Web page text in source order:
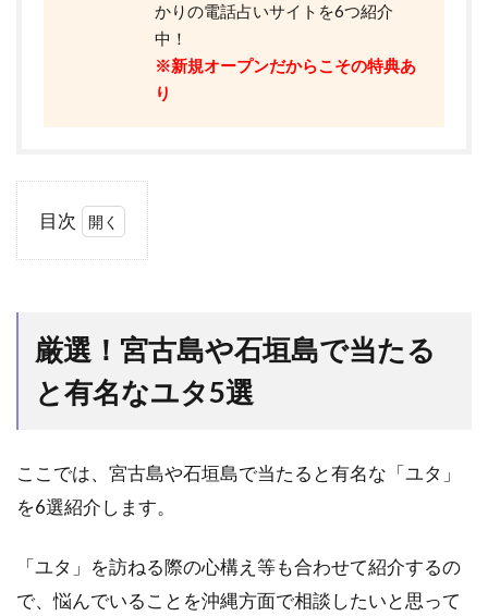
かりの電話占いサイトを6つ紹介
中！
※新規オープンだからこその特典あ
り
目次
島や
石垣
島で
なユ
タ5
1.1
ユタ
厳選！宮古島や石垣島で当たる
と有名なユタ5選
ここでは、宮古島や石垣島で当たると有名な「ユタ」
を6選紹介します。
「ユタ」を訪ねる際の心構え等も合わせて紹介するの
で、悩んでいることを沖縄方面で相談したいと思って